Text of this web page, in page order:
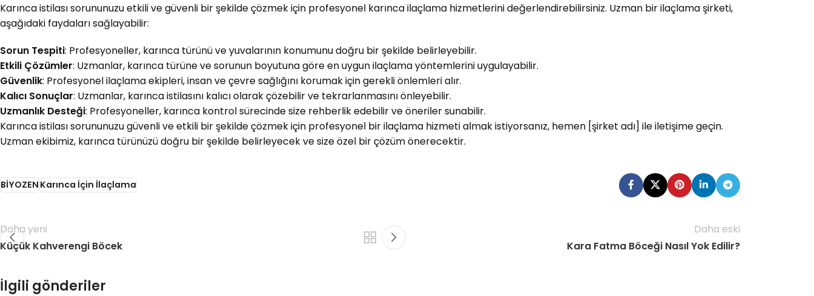
Karınca istilası sorununuzu etkili ve güvenli bir şekilde çözmek için profesyonel karınca ilaçlama hizmetlerini değerlendirebilirsiniz. Uzman bir ilaçlama şirketi,
aşağıdaki faydaları sağlayabilir:
Sorun Tespiti: Profesyoneller, karınca türünü ve yuvalarının konumunu doğru bir şekilde belirleyebilir.
Etkili Çözümler: Uzmanlar, karınca türüne ve sorunun boyutuna göre en uygun ilaçlama yöntemlerini uygulayabilir.
Güvenlik: Profesyonel ilaçlama ekipleri, insan ve çevre sağlığını korumak için gerekli önlemleri alır.
Kalıcı Sonuçlar: Uzmanlar, karınca istilasını kalıcı olarak çözebilir ve tekrarlanmasını önleyebilir.
Uzmanlık Desteği: Profesyoneller, karınca kontrol sürecinde size rehberlik edebilir ve öneriler sunabilir.
Karınca istilası sorununuzu güvenli ve etkili bir şekilde çözmek için profesyonel bir ilaçlama hizmeti almak istiyorsanız, hemen [şirket adı] ile iletişime geçin.
Uzman ekibimiz, karınca türünüzü doğru bir şekilde belirleyecek ve size özel bir çözüm önerecektir.
BİYOZENKarınca İçin İlaçlama
Daha yeni
Küçük Kahverengi Böcek
Daha eski
Kara Fatma Böceği Nasıl Yok Edilir?
İlgili gönderiler